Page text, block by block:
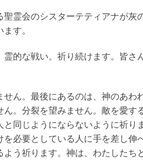
霊会のシスターテティアナが灰
す。
的な戦い。祈り続けます。皆さ
ん。最後にあるのは、神のあわれ
。分裂を望みません。敵を愛す
同じようにならないように祈り
必要としている人に手を差し伸
う祈ります。神は、わたしたち